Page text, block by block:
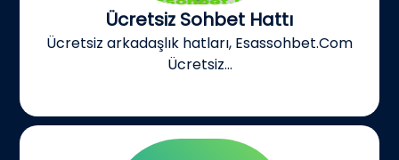
Ücretsiz Sohbet Hattı
Ücretsiz arkadaşlık hatları, Esassohbet.Com
Ücretsiz...